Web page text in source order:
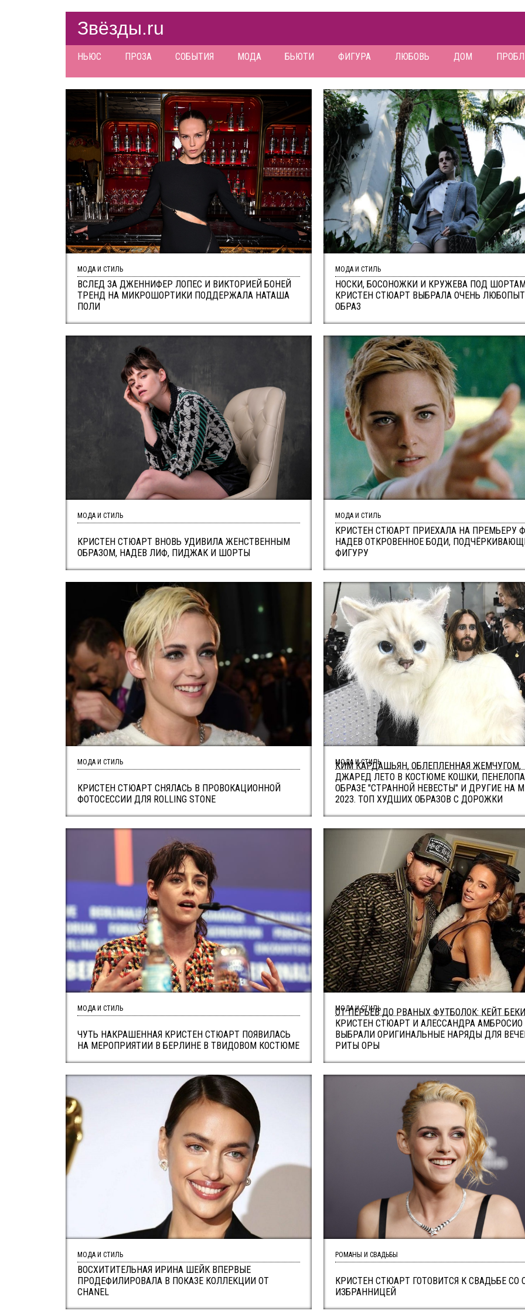
Звёзды.ru
НЬЮС ПРОЗА СОБЫТИЯ МОДА БЬЮТИ ФИГУРА ЛЮБОВЬ ДОМ
ВСЛЕД ЗА ДЖЕННИФЕР ЛОПЕС И ВИКТОРИЕЙ БОНЕЙ
ТРЕНД НА МИКРОШОРТИКИ ПОДДЕРЖАЛА НАТАША
ПОЛИ
МОДА И СТИЛЬ
НОСКИ, БОСОНОЖКИ И КРУЖЕВА ПОД
КРИСТЕН СТЮАРТ ВЫБРАЛА ОЧЕНЬ
ОБРАЗ
МОДА И СТИЛЬ
КРИСТЕН СТЮАРТ ВНОВЬ УДИВИЛА ЖЕНСТВЕННЫМ
ОБРАЗОМ, НАДЕВ ЛИФ, ПИДЖАК И ШОРТЫ
МОДА И СТИЛЬ
КРИСТЕН СТЮАРТ ПРИЕХАЛА НА ПРЕМЬЕРУ
НАДЕВ ОТКРОВЕННОЕ БОДИ,
ФИГУРУ
МОДА И СТИЛЬ
КРИСТЕН СТЮАРТ СНЯЛАСЬ В ПРОВОКАЦИОННОЙ
ФОТОСЕССИИ ДЛЯ ROLLING STONE
МОДА И СТИЛЬ
КИМ КАРДАШЬЯН, ОБЛЕПЛЕННАЯ ЖЕМЧУГОМ,
ДЖАРЕД ЛЕТО В КОСТЮМЕ КОШКИ,
ОБРАЗЕ "СТРАННОЙ НЕВЕСТЫ" И ДРУГИЕ НА
2023. ТОП ХУДШИХ ОБРАЗОВ С ДОРОЖКИ
МОДА И СТИЛЬ
ЧУТЬ НАКРАШЕННАЯ КРИСТЕН СТЮАРТ ПОЯВИЛАСЬ
НА МЕРОПРИЯТИИ В БЕРЛИНЕ В ТВИДОВОМ КОСТЮМЕ
МОДА И СТИЛЬ
ОТ ПЕРЬЕВ ДО РВАНЫХ ФУТБОЛОК: КЕЙТ
КРИСТЕН СТЮАРТ И АЛЕССАНДРА АМБРОСИО
ВЫБРАЛИ ОРИГИНАЛЬНЫЕ НАРЯДЫ ДЛЯ
РИТЫ ОРЫ
МОДА И СТИЛЬ
ВОСХИТИТЕЛЬНАЯ ИРИНА ШЕЙК ВПЕРВЫЕ
ПРОДЕФИЛИРОВАЛА В ПОКАЗЕ КОЛЛЕКЦИИ ОТ
CHANEL
МОДА И СТИЛЬ
КРИСТЕН СТЮАРТ ГОТОВИТСЯ К СВАДЬБЕ СО
ИЗБРАННИЦЕЙ
РОМАНЫ И СВАДЬБЫ